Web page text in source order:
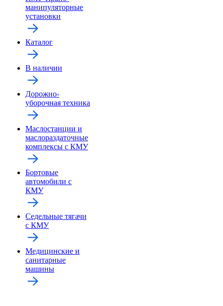
манипуляторные
установки
Каталог
В наличии
Дорожно-
уборочная техника
Маслостанции и
маслораздаточные
комплексы с КМУ
Бортовые
автомобили с
КМУ
Седельные тягачи
с КМУ
Медицинские и
санитарные
машины